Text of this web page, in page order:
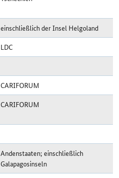
einschließlich der Insel Helgoland
LDC
CARIFORUM
CARIFORUM
Andenstaaten; einschließlich
Galapagosinseln